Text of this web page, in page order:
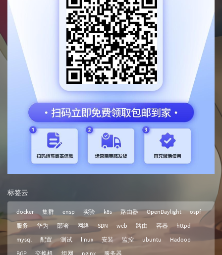
标签云
docker 集群 ensp 实验 k8s 路由器 OpenDaylight
ospf
服务
华为 部署 网络 SDN web 路由 容器
httpd
mysql
配置 测试 linux 安装 监控 ubuntu
Hadoop
BGP
交换机 组网 nginx 服务器